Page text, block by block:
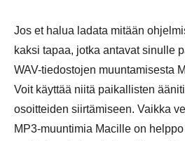
Jos et halua ladata mitään
kaksi tapaa, jotka antavat sinulle
WAV-tiedostojen muuntamisesta
Voit käyttää niitä paikallisten
osoitteiden siirtämiseen. Vaikka
MP3-muuntimia Macille on